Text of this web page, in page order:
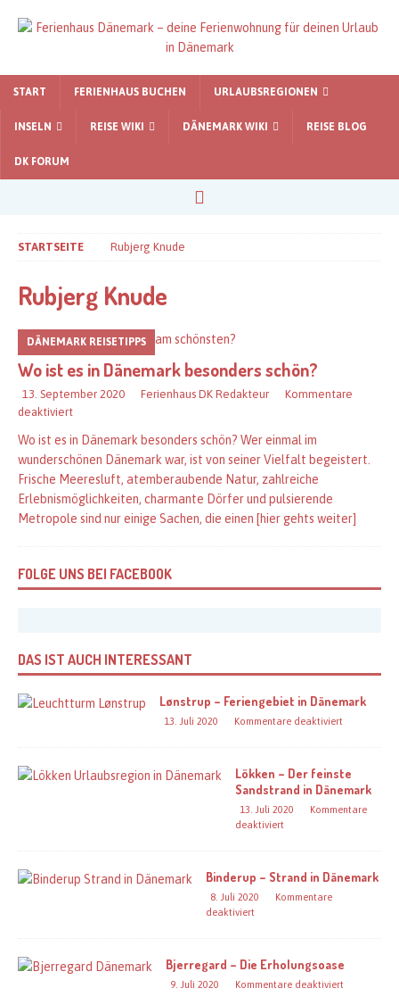
START FERIENHAUS BUCHEN URLAUBSREGIONEN
INSELN REISE WIKI DÄNEMARK WIKI REISE BLOG
DK FORUM
STARTSEITE Rubjerg Knude
Rubjerg Knude
DÄNEMARK REISETIPPS
Wo ist es in Dänemark besonders schön?
13. September 2020 Ferienhaus DK Redakteur
Kommentare
deaktiviert
Wo ist es in Dänemark besonders schön? Wer einmal im
wunderschönen Dänemark war, ist von seiner Vielfalt begeistert.
Frische Meeresluft, atemberaubende Natur, zahlreiche
Erlebnismöglichkeiten, charmante Dörfer und pulsierende
Metropole sind nur einige Sachen, die einen [hier gehts weiter]
FOLGE UNS BEI FACEBOOK
DAS IST AUCH INTERESSANT
Lønstrup – Feriengebiet in Dänemark
13. Juli 2020 Kommentare deaktiviert
Lökken – Der feinste
Sandstrand in Dänemark
13. Juli 2020
Kommentare
deaktiviert
Binderup – Strand in Dänemark
8. Juli 2020
Kommentare
deaktiviert
Bjerregard – Die Erholungsoase
9. Juli 2020 Kommentare deaktiviert